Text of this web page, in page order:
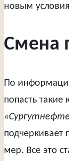
новым
Смена
По
попасть такие
подчеркивает
мер. Все это